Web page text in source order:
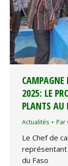
CAMPAGNE
2025: LE
PLANTS AU
Actualités Par
Le Chef de
du Faso